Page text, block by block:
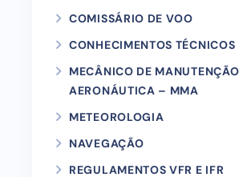
COMISSÁRIO DE VOO
CONHECIMENTOS TÉCNICOS
MECÂNICO DE MANUTENÇÃO
AERONÁUTICA – MMA
METEOROLOGIA
NAVEGAÇÃO
REGULAMENTOS VFR E IFR